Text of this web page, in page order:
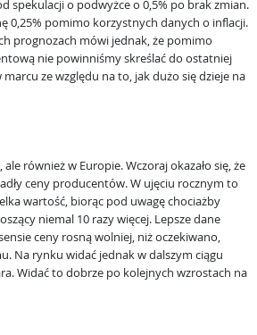
spekulacji o podwyżce o 0,5% po brak zmian.
0,25% pomimo korzystnych danych o inflacji.
prognozach mówi jednak, że pomimo
nie powinniśmy skreślać do ostatniej
ze względu na to, jak dużo się dzieje na
również w Europie. Wczoraj okazało się, że
ceny producentów. W ujęciu rocznym to
wartość, biorąc pod uwagę chociażby
niemal 10 razy więcej. Lepsze dane
ceny rosną wolniej, niż oczekiwano,
Na rynku widać jednak w dalszym ciągu
Widać to dobrze po kolejnych wzrostach na